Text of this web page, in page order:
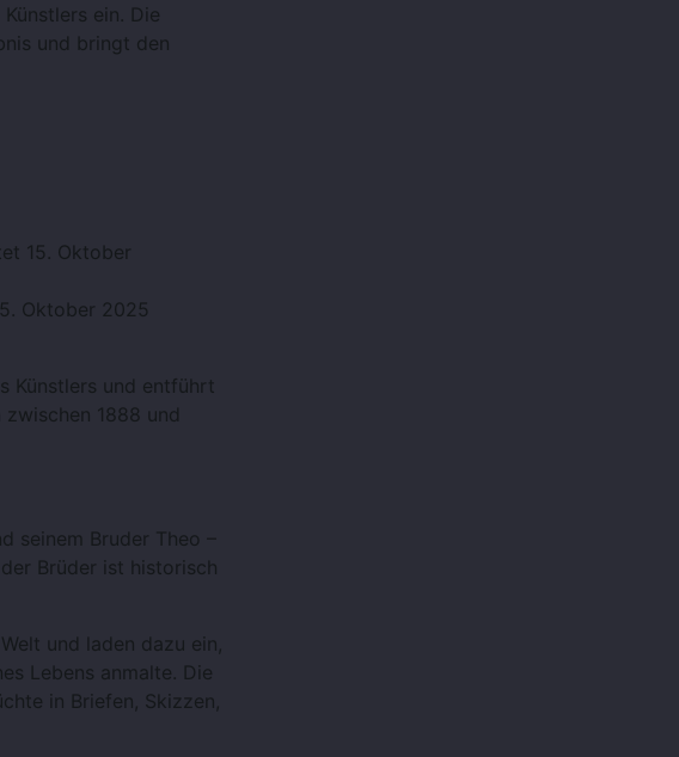
ein. Die
und bringt den
Oktober 2025
Künstlers und entführt
1888 und
seinem Bruder Theo –
Brüder ist historisch
und laden dazu ein,
Lebens anmalte. Die
in Briefen, Skizzen,